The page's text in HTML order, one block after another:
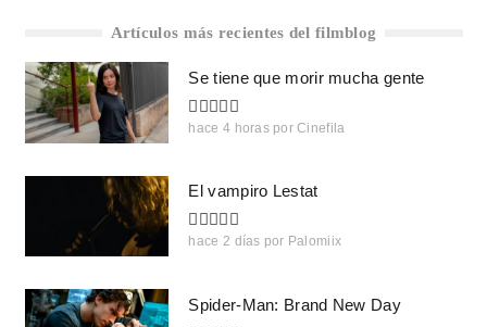
Artículos más recientes del filmblog
Se tiene que morir mucha gente
hace 4 horas por Cinefila
El vampiro Lestat
hace 2 días por Palomiix
Spider-Man: Brand New Day